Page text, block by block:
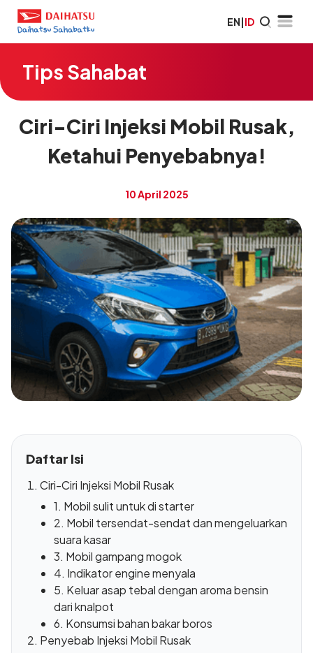
EN|ID
Tips Sahabat
Ciri-Ciri Injeksi Mobil Rusak,
Ketahui Penyebabnya!
10 April 2025
Daftar Isi
Ciri-Ciri Injeksi Mobil Rusak
1. Mobil sulit untuk di starter
2. Mobil tersendat-sendat dan mengeluarkan
suara kasar
3. Mobil gampang mogok
4. Indikator engine menyala
5. Keluar asap tebal dengan aroma bensin
dari knalpot
6. Konsumsi bahan bakar boros
Penyebab Injeksi Mobil Rusak